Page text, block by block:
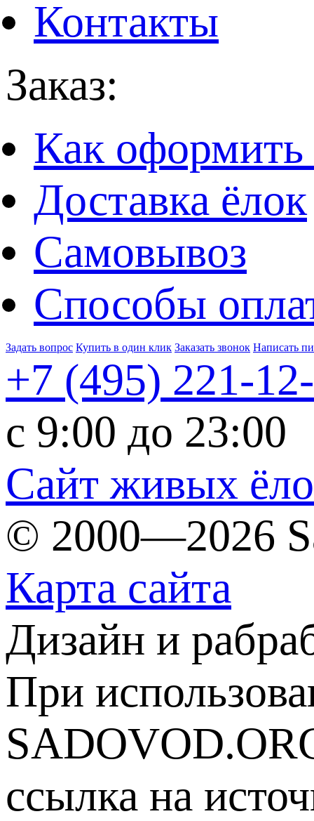
Контакты
Заказ:
Как оформить
Доставка ёлок
Самовывоз
Способы
Задать вопрос Купить в один клик Заказать звонок Написать
+7 (495) 221-
c 9:00 до 23:00
Сайт живых
© 2000—2026
Карта сайта
Дизайн и
При
ссылка на